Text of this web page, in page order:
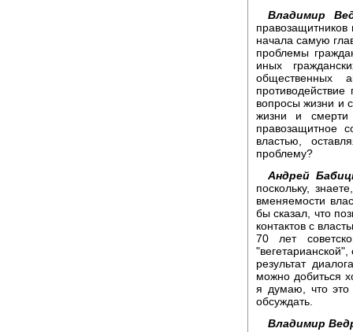
Владимир
правозащитников
начала самую
проблемы
иных
общественных
вопросы жизни и
жизни и смерти
правозащитное
властью,
проблему?
Андрей
поскольку,
вменяемости
бы сказал, что
контактов с
70 лет
результат
можно добиться
я думаю, что это
обсуждать.
Владимир